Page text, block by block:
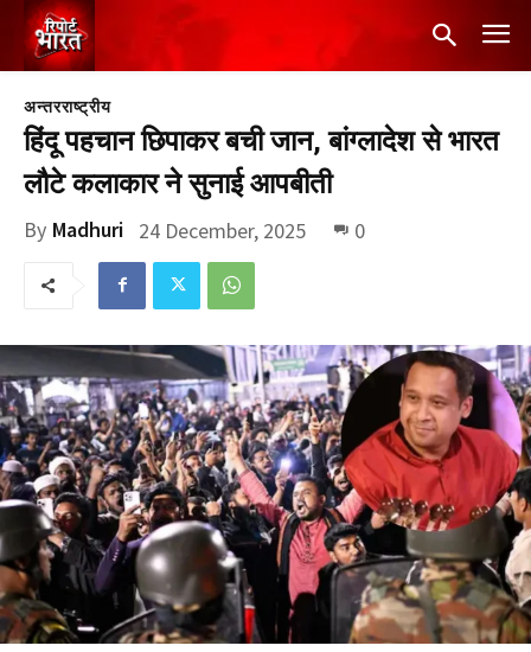
अन्तरराष्ट्रीय
हिंदू पहचान छिपाकर बची जान, बांग्लादेश से भारत
लौटे कलाकार ने सुनाई आपबीती
By Madhuri 24 December, 2025 0